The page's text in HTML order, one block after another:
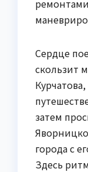
Сердце
скользит
затем
города с
Здесь